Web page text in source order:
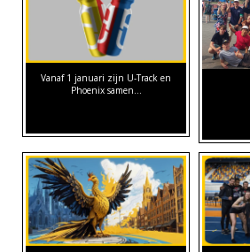
Vanaf 1 januari zijn U-Track en
Phoenix samen…